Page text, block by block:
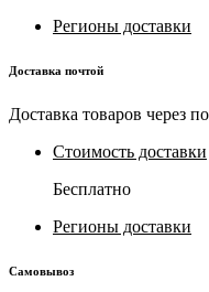
Регионы доставки
Доставка почтой
Доставка товаров через
Стоимость доставки
Бесплатно
Регионы доставки
Самовывоз